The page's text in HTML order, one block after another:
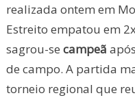
realizada ontem em
Estreito empatou em
sagrou-secampeã
de campo. A partida
torneio regional que